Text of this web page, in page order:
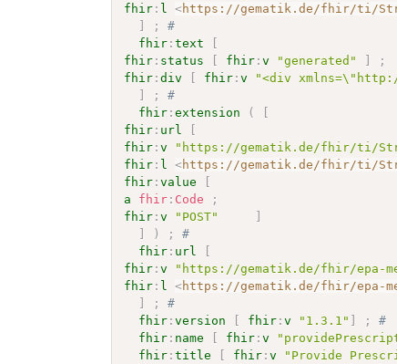
fhir : l <https://gematik.de/fhir/ti/
;
#
fhir :text
fhir : status fhir :v "generated"
;
fhir :div fhir :v
"<div
;
#
fhir :extension (
fhir : url
fhir :v "https://gematik.de/fhir/ti/
fhir : l <https://gematik.de/fhir/ti/
fhir :value
a
fhir : Code
;
fhir :v "POST"
) ;
#
fhir : url
fhir :v "https://gematik.de/fhir/epa-
fhir : l <https://gematik.de/fhir/epa-
;
#
fhir :version fhir :v "1.3.1" ;
#
fhir : name fhir :v
fhir :title fhir :v "Provide